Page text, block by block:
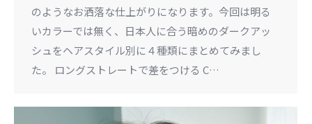
のようなお洒落な仕上がりになります。今回は明る
いカラーでは無く、日本人に合う暗めのダークアッ
シュをヘアスタイル別に４種類にまとめてみまし
た。 ロングストレートで差をつける C…